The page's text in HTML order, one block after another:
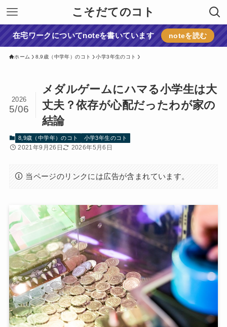
こそだてのコト
在宅ワークについてnoteを書いています noteを読む
ホーム 8,9歳（中学年）のコト 小学3年生のコト
メダルゲームにハマる小学生は大
丈夫？依存が心配だったわが家の
結論
2026
5/06
8,9歳（中学年）のコト 小学3年生のコト
2021年9月26日 2026年5月6日
当ページのリンクには広告が含まれています。